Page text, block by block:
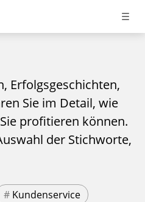
Erfolgsgeschichten,
Sie im Detail, wie
profitieren können.
der Stichworte,
# Kundenservice